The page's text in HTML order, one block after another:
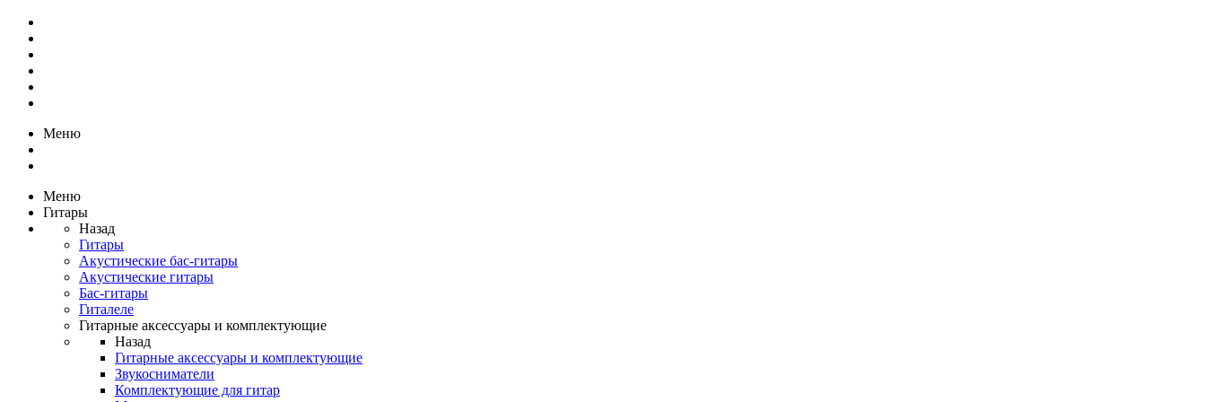
Меню
Меню
Гитары
Назад
Гитары
Акустические бас-гитары
Акустические гитары
Бас-гитары
Гиталеле
Гитарные аксессуары и комплектующие
Назад
Гитарные аксессуары и комплектующие
Звукосниматели
Комплектующие для гитар